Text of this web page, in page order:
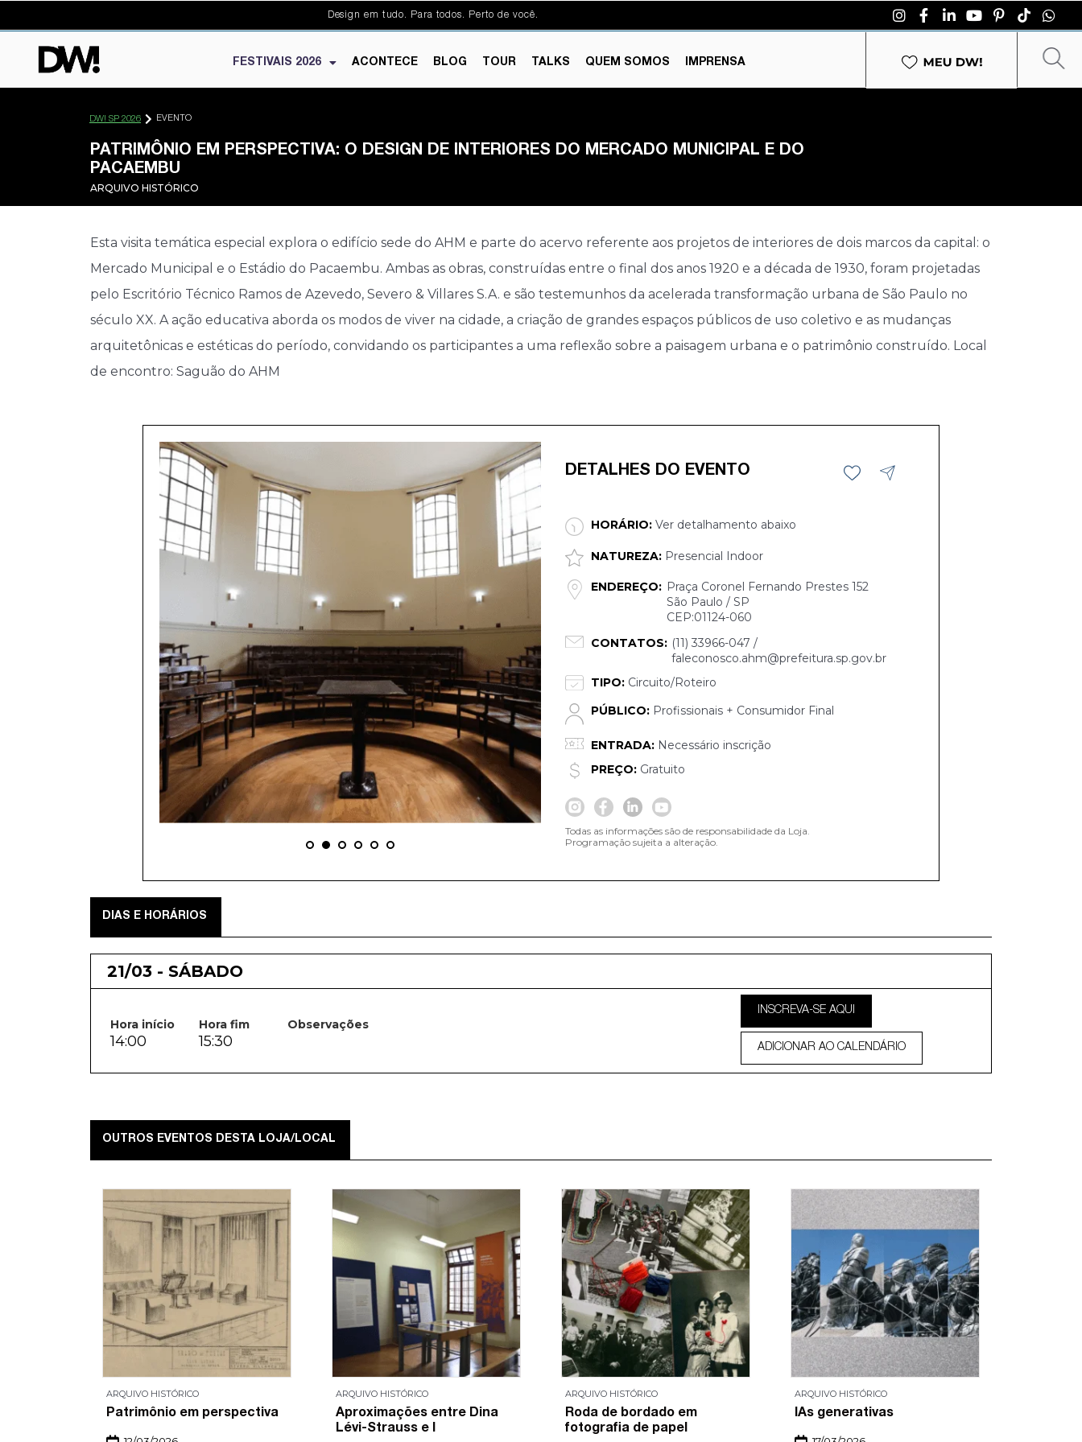
Design em tudo. Para todos. Perto de você.
FESTIVAIS 2026 ACONTECE BLOG TOUR TALKS QUEM SOMOS IMPRENSA
DW! SP 2026 EVENTO
PATRIMÔNIO EM PERSPECTIVA: O DESIGN DE INTERIORES DO MERCADO MUNICIPAL E DO
PACAEMBU
ARQUIVO HISTÓRICO
Esta visita temática especial explora o edifício sede do AHM e parte do acervo referente aos projetos de interiores de dois marcos da capital: o
Mercado Municipal e o Estádio do Pacaembu. Ambas as obras, construídas entre o final dos anos 1920 e a década de 1930, foram projetadas
pelo Escritório Técnico Ramos de Azevedo, Severo & Villares S.A. e são testemunhos da acelerada transformação urbana de São Paulo no
século XX. A ação educativa aborda os modos de viver na cidade, a criação de grandes espaços públicos de uso coletivo e as mudanças
arquitetônicas e estéticas do período, convidando os participantes a uma reflexão sobre a paisagem urbana e o patrimônio construído. Local
de encontro: Saguão do AHM
DETALHES DO EVENTO
HORÁRIO: Ver detalhamento abaixo
NATUREZA: Presencial Indoor
ENDEREÇO: Praça Coronel Fernando Prestes 152
São Paulo / SP
CEP:01124-060
CONTATOS: (11) 33966-047 /
faleconosco.ahm@prefeitura.sp.gov.br
TIPO: Circuito/Roteiro
PÚBLICO: Profissionais + Consumidor Final
ENTRADA: Necessário inscrição
PREÇO: Gratuito
Todas as informações são de responsabilidade da Loja.
Programação sujeita a alteração.
DIAS E HORÁRIOS
21/03 - SÁBADO
Hora início Hora fim Observações
14:00 15:30
INSCREVA-SE AQUI
ADICIONAR AO CALENDÁRIO
OUTROS EVENTOS DESTA LOJA/LOCAL
ARQUIVO HISTÓRICO
Patrimônio em perspectiva
ARQUIVO HISTÓRICO
Aproximações entre Dina
Lévi-Strauss e I
ARQUIVO HISTÓRICO
Roda de bordado em
fotografia de papel
ARQUIVO HISTÓRICO
IAs generativas